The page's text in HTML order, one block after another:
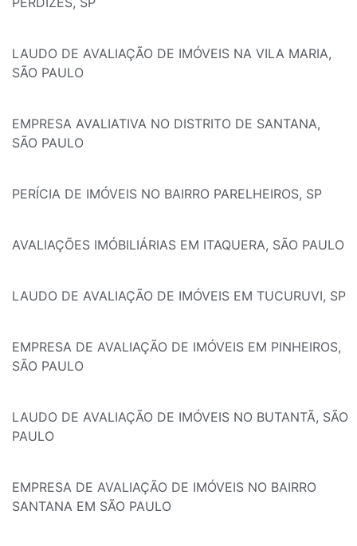
LAUDO DE AVALIAÇÃO DE IMÓVEIS NA VILA MARIA,
SÃO PAULO
EMPRESA AVALIATIVA NO DISTRITO DE SANTANA,
SÃO PAULO
PERÍCIA DE IMÓVEIS NO BAIRRO PARELHEIROS, SP
AVALIAÇÕES IMÓBILIÁRIAS EM ITAQUERA, SÃO PAULO
LAUDO DE AVALIAÇÃO DE IMÓVEIS EM TUCURUVI, SP
EMPRESA DE AVALIAÇÃO DE IMÓVEIS EM PINHEIROS,
SÃO PAULO
LAUDO DE AVALIAÇÃO DE IMÓVEIS NO BUTANTÃ, SÃO
PAULO
EMPRESA DE AVALIAÇÃO DE IMÓVEIS NO BAIRRO
SANTANA EM SÃO PAULO